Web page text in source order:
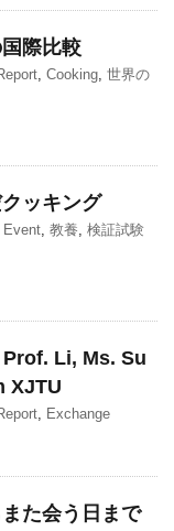
際比較
, Cooking, 世界の
ッキング
Event, 教養, 検証試験
Li, Ms. Su
XJTU
, Exchange
た会う日まで